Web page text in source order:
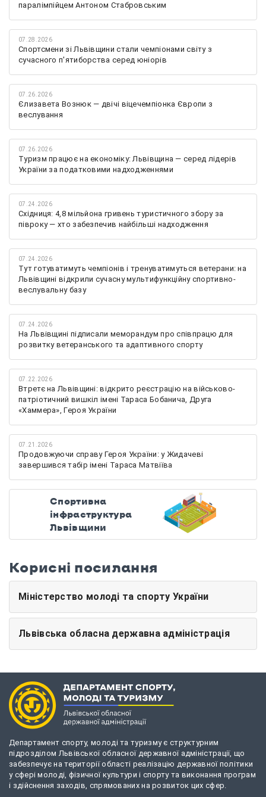
паралімпійцем Антоном Стабровським
07.28.2026
Спортсмени зі Львівщини стали чемпіонами світу з
сучасного п'ятиборства серед юніорів
07.26.2026
Єлизавета Вознюк — двічі віцечемпіонка Європи з
веслування
07.26.2026
Туризм працює на економіку: Львівщина — серед лідерів
України за податковими надходженнями
07.24.2026
Східниця: 4,8 мільйона гривень туристичного збору за
півроку — хто забезпечив найбільші надходження
07.24.2026
Тут готуватимуть чемпіонів і тренуватимуться ветерани: на
Львівщині відкрили сучасну мультифункційну спортивно-
веслувальну базу
07.24.2026
На Львівщині підписали меморандум про співпрацю для
розвитку ветеранського та адаптивного спорту
07.22.2026
Втретє на Львівщині: відкрито реєстрацію на військово-
патріотичний вишкіл імені Тараса Бобанича, Друга
«Хаммера», Героя України
07.21.2026
Продовжуючи справу Героя України: у Жидачеві
завершився табір імені Тараса Матвіїва
Спортивна
інфраструктура
Львівщини
Корисні посилання
Міністерство молоді та спорту України
Львівська обласна державна адміністрація
Департамент спорту, молоді та туризму є структурним
підрозділом Львівської обласної державної адміністрації, що
забезпечує на території області реалізацію державної політики
у сфері молоді, фізичної культури і спорту та виконання програм
і здійснення заходів, спрямованих на розвиток цих сфер.